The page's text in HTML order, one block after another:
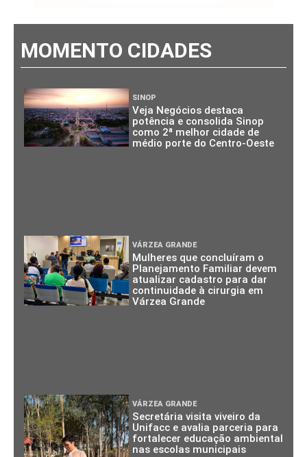
MOMENTO CIDADES
SINOP
Veja Negócios destaca
potência e consolida Sinop
como 2ª melhor cidade de
médio porte do Centro-Oeste
VÁRZEA GRANDE
Mulheres que concluíram o
Planejamento Familiar devem
atualizar cadastro para dar
continuidade à cirurgia em
Várzea Grande
VÁRZEA GRANDE
Secretária visita viveiro da
Unifacc e avalia parceria para
fortalecer educação ambiental
nas escolas municipais